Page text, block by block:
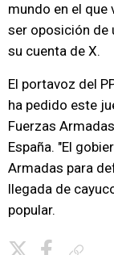
mundo en el que
ser oposición de
su cuenta de X.
El portavoz del
ha pedido este
Fuerzas
España. "El
Armadas para
llegada de
popular.